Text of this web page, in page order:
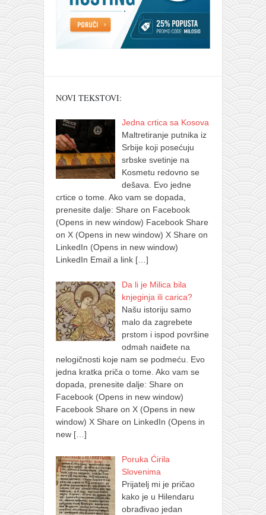
NOVI TEKSTOVI:
Jedna crtica sa Kosova
Maltretiranje putnika iz
Srbije koji posećuju
srbske svetinje na
Kosmetu redovno se
dešava. Evo jedne
crtice o tome. Ako vam se dopada,
prenesite dalje: Share on Facebook
(Opens in new window) Facebook Share
on X (Opens in new window) X Share on
LinkedIn (Opens in new window)
LinkedIn Email a link […]
Da li je Milica bila
knjeginja ili carica?
Našu istoriju samo
malo da zagrebete
prstom i ispod površine
odmah naiđete na
nelogičnosti koje nam se podmeću. Evo
jedna kratka priča o tome. Ako vam se
dopada, prenesite dalje: Share on
Facebook (Opens in new window)
Facebook Share on X (Opens in new
window) X Share on LinkedIn (Opens in
new […]
Poruka Ćirila
Slovenima
Prijatelj mi je pričao
kako je u Hilendaru
obrađivao jedan